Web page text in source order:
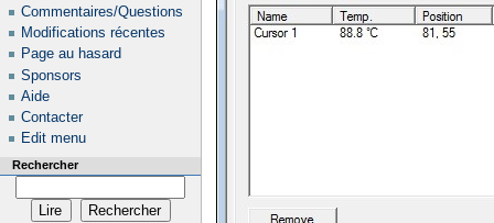
Commentaires/Questions
Modifications récentes
Page au hasard
Sponsors
Aide
Contacter
Edit menu
Rechercher